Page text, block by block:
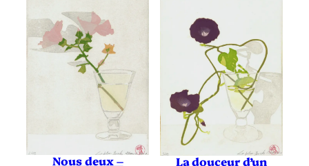
Nous deux – La douceur d’un